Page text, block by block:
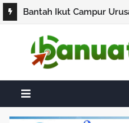
Bantah Ikut Campur
Netralitas